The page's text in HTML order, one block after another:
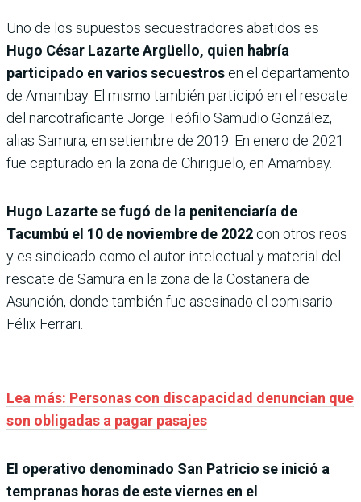
Uno de los supuestos secuestradores abatidos es
Hugo César Lazarte Argüello, quien habría
participado en varios secuestros en el departamento
de Amambay. El mismo también participó en el rescate
del narcotraficante Jorge Teófilo Samudio González,
alias Samura, en setiembre de 2019. En enero de 2021
fue capturado en la zona de Chirigüelo, en Amambay.
Hugo Lazarte se fugó de la penitenciaría de
Tacumbú el 10 de noviembre de 2022 con otros reos
y es sindicado como el autor intelectual y material del
rescate de Samura en la zona de la Costanera de
Asunción, donde también fue asesinado el comisario
Félix Ferrari.
Lea más: Personas con discapacidad denuncian que
son obligadas a pagar pasajes
El operativo denominado San Patricio se inició a
tempranas horas de este viernes en el